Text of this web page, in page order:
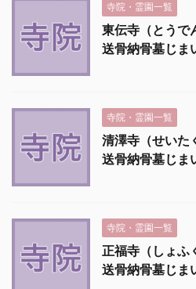
寺院・霊園一覧
東伝寺（とうで
送骨納骨墓じま
寺院・霊園一覧
清澤寺（せいた
送骨納骨墓じま
寺院・霊園一覧
正福寺（しょふ
送骨納骨墓じま